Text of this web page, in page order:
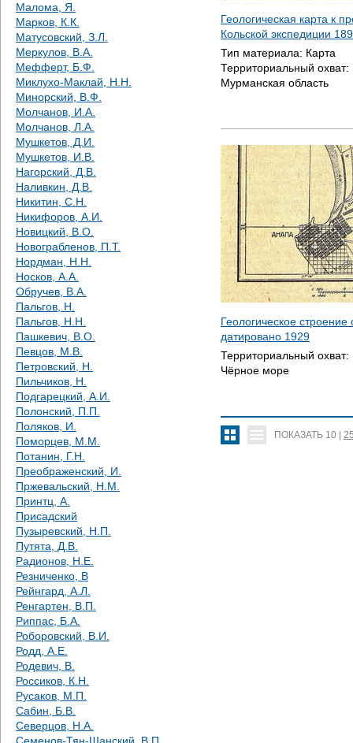
Малома, Я.
Марков, К.К.
Матусовский, З.Л.
Меркулов, В.А.
Мефферт, Б.Ф.
Миклухо-Маклай, Н.Н.
Минорский, В.Ф.
Молчанов, И.А.
Молчанов, Л.А.
Мушкетов, Д.И.
Мушкетов, И.В.
Нагорский, Д.В.
Наливкин, Д.В.
Никитин, С.Н.
Никифоров, А.И.
Новицкий, В.О.
Новограбленов, П.Т.
Нордман, Н.Н.
Носков, А.А.
Обручев, В.А.
Пальгов, Н.
Пальгов, Н.Н.
Пашкевич, В.О.
Певцов, М.В.
Петровский, Н.
Пильчиков, Н.
Подгарецкий, А.И.
Полонский, П.П.
Поляков, И.
Поморцев, М.М.
Потанин, Г.Н.
Преображенский, И.
Пржевальский, Н.М.
Принтц, А.
Присадский
Пузыревский, Н.П.
Путята, Д.В.
Радионов, Н.Е.
Резниченко, В
Рейнгард, А.Л.
Ренгартен, В.П.
Риппас, Б.А.
Роборовский, В.И.
Родд, А.Е.
Родевич, В.
Россиков, К.Н.
Русаков, М.П.
Сабин, Б.В.
Северцов, Н.А.
Геологическая карта к
Кольской экспедиции
Тип материала: Карта
Территориальный охват:
Мурманская область
Геологическое
датировано 1929
Территориальный охват:
Чёрное море
ПОКАЗАТЬ 10